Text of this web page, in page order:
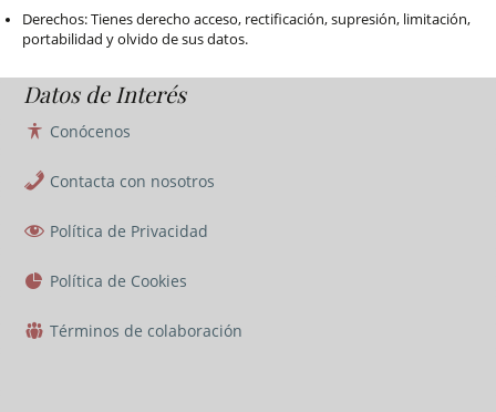
Derechos: Tienes derecho acceso, rectificación, supresión, limitación,
portabilidad y olvido de sus datos.
Datos de Interés
Conócenos
Contacta con nosotros
Política de Privacidad
Política de Cookies
Términos de colaboración